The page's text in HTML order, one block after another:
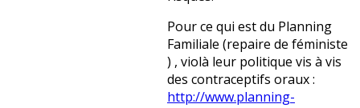
Pour ce qui est du Planning
Familiale (repaire de féministe
) , violà leur politique vis à vis
des contraceptifs oraux :
http://www.planning-